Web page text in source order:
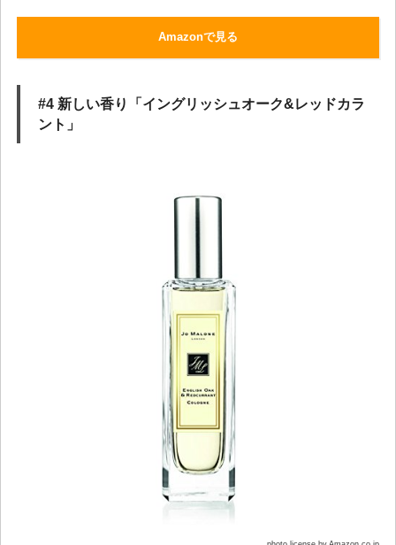
Amazonで見る
#4 新しい香り「イングリッシュオーク&レッドカラ
ント」